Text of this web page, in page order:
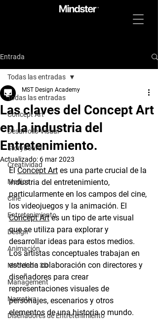
Entrada
Todas las entradas
Concept Art
Desarrollo Visual
Storyboard
Creatividad
Medios
Cine
Entretenimiento
Design
Animación
Modelado 3D
Management
Narrativa
Diseñadores de Entretenimiento
Todas las entradas
Las claves del Concept Art
en la industria del
Entretenimiento.
MST Design Academy
Actualizado: 6 mar 2023
El Concept Art es una parte crucial de la
industria del entretenimiento,
particularmente en los campos del cine,
los videojuegos y la animación. El
Concept Art es un tipo de arte visual
que se utiliza para explorar y
desarrollar ideas para estos medios.
Los artistas conceptuales trabajan en
estrecha colaboración con directores y
diseñadores para crear
representaciones visuales de
personajes, escenarios y otros
elementos de una historia o mundo.